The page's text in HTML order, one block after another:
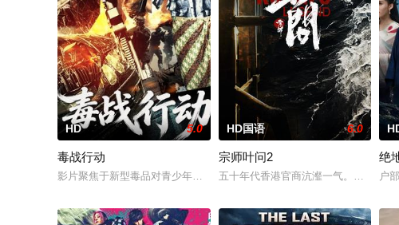
HD 5.0
毒战行动
影片聚焦于新型毒品对青少年的危害，对社会秩序的破坏为主题，旨在
HD国语 6.0
宗师叶问2
五十年代香港官商沆瀣一气。英商勾
绝
户